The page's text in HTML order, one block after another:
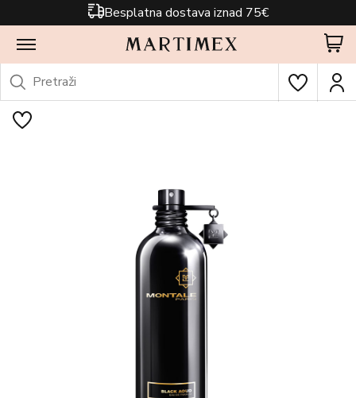
Besplatna dostava iznad 75€